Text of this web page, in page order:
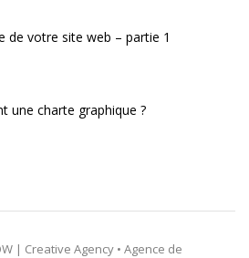
de votre site web – partie 1
une charte graphique ?
| Creative Agency • Agence de